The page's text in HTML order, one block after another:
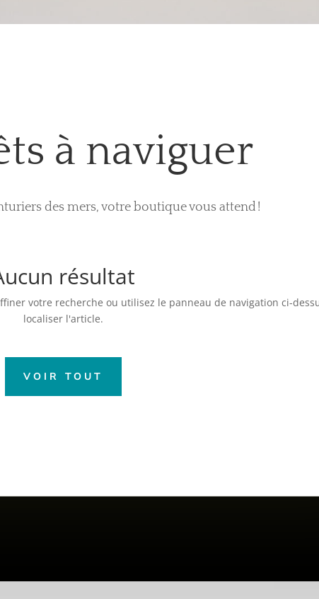
à naviguer
des mers, votre boutique vous attend !
résultat
votre recherche ou utilisez le panneau de navigation ci-
localiser l'article.
VOIR TOUT